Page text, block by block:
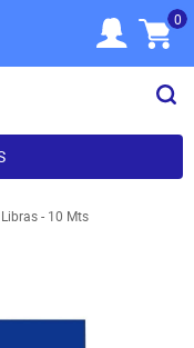
0
- 10 Mts